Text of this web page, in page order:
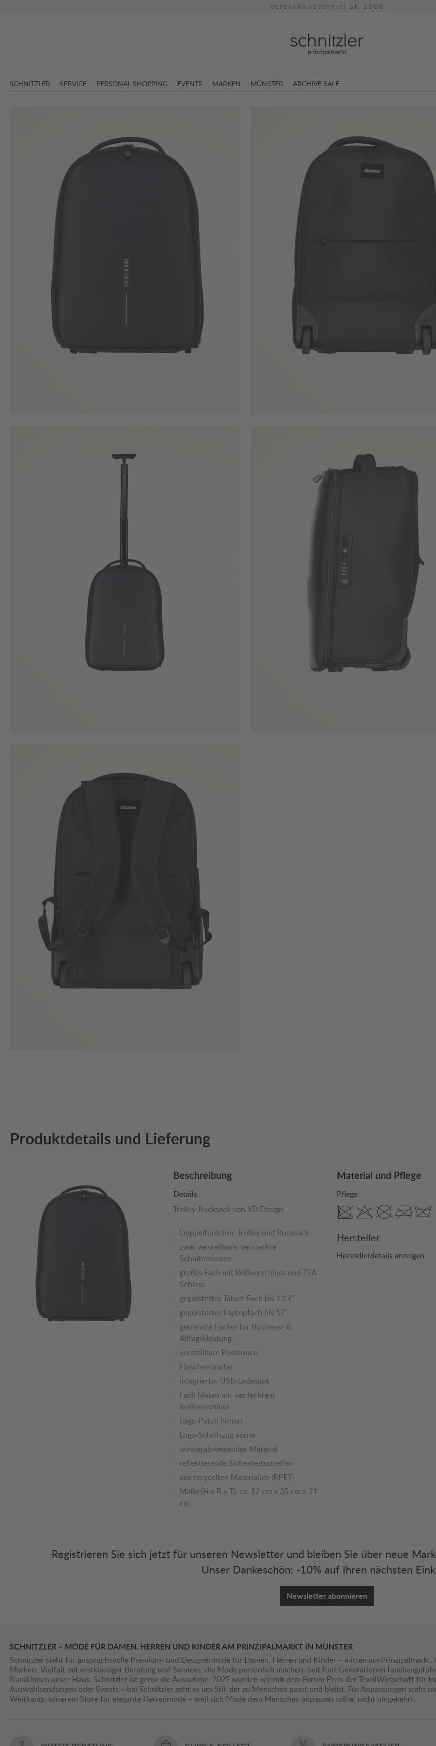
Versandkostenfrei ab 150€
SCHNITZLER SERVICE PERSONAL SHOPPING EVENTS MARKEN MÜNSTER ARCHIVE SALE
Produktdetails und Lieferung
Beschreibung
Details
Trolley-Rucksack von XD Design
Doppelfunktion: Trolley und Rucksack
zwei verstellbare, versteckte
Schulterriemen
großes Fach mit Reißverschluss und TSA
Schloss
gepolstertes Tablet-Fach bis 12.9"
gepolstertes Laptopfach bis 17"
getrennte Fächer für Business- &
Alltagskleidung
verstellbare Positionen
Flaschentasche
integrierter USB-Ladespot
Fach hinten mit verdecktem
Reißverschluss
Logo-Patch hinten
Logo-Schriftzug vorne
wasserabweisendes Material
reflektierende Sicherheitsstreifen
aus recycelten Materialien (RPET)
Maße (H x B x T): ca. 52 cm x 35 cm x 21
cm
Material und Pflege
Pflege
Hersteller
Herstellerdetails anzeigen
Registrieren Sie sich jetzt für unseren Newsletter und bleiben Sie über neue
Unser Dankeschön: -10% auf Ihren nächsten
Newsletter abonnieren
SCHNITZLER – MODE FÜR DAMEN, HERREN UND KINDER AM PRINZIPALMARKT IN MÜNSTER
Schnitzler steht für anspruchsvolle Premium- und Designermode für Damen, Herren und Kinder – mitten am
Marken- Vielfalt mit erstklassiger Beratung und Services, die Mode persönlich machen. Seit fünf Generationen
Kund:innen unser Haus. Schnitzler ist gerne die Ausnahme: 2025 wurden wir mit dem Forum Preis der TextilWirtschaft für
Auswahlsendungen oder Events – bei Schnitzler geht es um Stil, der zu Menschen passt und bleibt. Für Anpassungen steht
Weitkamp, unserem Store für elegante Herrenmode – weil sich Mode dem Menschen anpassen sollte, nicht umgekehrt.